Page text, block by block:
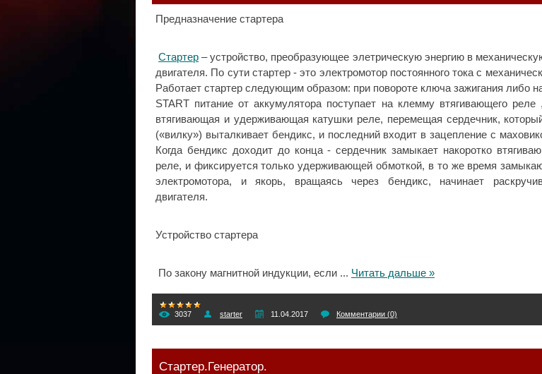
Предназначение стартера
Стартер – устройство, преобразующее элетрическую энергию в
двигателя. По сути стартер - это электромотор постоянного тока с
Работает стартер следующим образом: при повороте ключа зажигания либо
START питание от аккумулятора поступает на клемму втягивающего
втягивающая и удерживающая катушки реле, перемещая сердечник,
(«вилку») выталкивает бендикс, и последний входит в зацепление с
Когда бендикс доходит до конца - сердечник замыкает накоротко
реле, и фиксируется только удерживающей обмоткой, в то же время
электромотора, и якорь, вращаясь через бендикс, начинает
двигателя.
Устройство стартера
По закону магнитной индукции, если ... Читать дальше »
3037 starter 11.04.2017 Комментарии (0)
Стартер.Генератор.